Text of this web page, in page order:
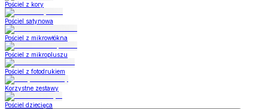
Pościel z kory
Pościel satynowa
Pościel z mikrowłókna
Pościel z mikropluszu
Pościel z fotodrukiem
Korzystne zestawy
Pościel dziecięca